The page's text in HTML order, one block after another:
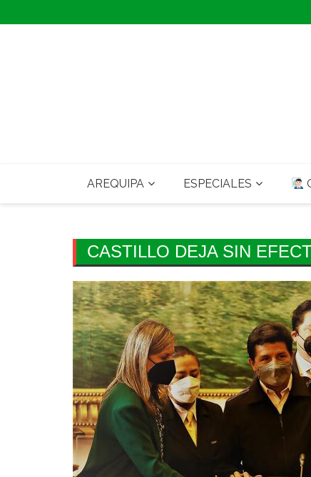
to
AREQUIPA ESPECIALES
CASTILLO DEJA SIN